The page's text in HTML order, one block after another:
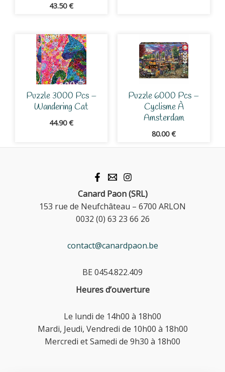
43.50€
Puzzle 3000 Pcs –
Wandering Cat
44.90€
Puzzle 6000 Pcs –
Cyclisme À
Amsterdam
80.00€
Canard Paon (SRL)
153 rue de Neufchâteau – 6700 ARLON
0032 (0) 63 23 66 26
contact@canardpaon.be
BE 0454.822.409
Heures d’ouverture
Le lundi de 14h00 à 18h00
Mardi, Jeudi, Vendredi de 10h00 à 18h00
Mercredi et Samedi de 9h30 à 18h00